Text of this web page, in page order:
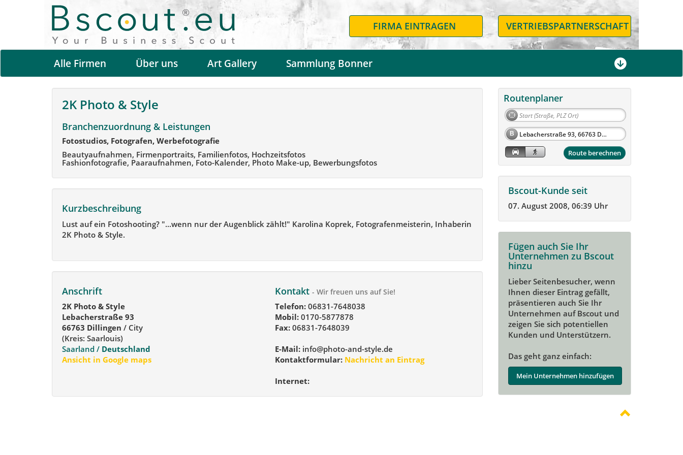
FIRMA EINTRAGEN VERTRIEBSPARTNERSCHAFT
Alle Firmen Über uns Art Gallery Sammlung Bonner
2K Photo & Style
Branchenzuordnung & Leistungen
Fotostudios, Fotografen, Werbefotografie
Beautyaufnahmen, Firmenportraits, Familienfotos, Hochzeitsfotos
Fashionfotografie, Paaraufnahmen, Foto-Kalender, Photo Make-up, Bewerbungsfotos
Kurzbeschreibung
Lust auf ein Fotoshooting? "...wenn nur der Augenblick zählt!" Karolina Koprek, Fotografenmeisterin, Inhaberin
2K Photo & Style.
Anschrift
2K Photo & Style
Lebacherstraße 93
66763 Dillingen / City
(Kreis: Saarlouis)
Saarland / Deutschland
Ansicht in Google maps
Kontakt - Wir freuen uns auf Sie!
Telefon:06831-7648038
Mobil:0170-5877878
Fax:06831-7648039
E-Mail:info@photo-and-style.de
Kontaktformular:Nachricht an Eintrag
Internet:
Routenplaner
B
Route berechnen
Bscout-Kunde seit
07. August 2008, 06:39 Uhr
Fügen auch Sie Ihr
Unternehmen zu Bscout
hinzu
Lieber Seitenbesucher, wenn
Ihnen dieser Eintrag gefällt,
präsentieren auch Sie Ihr
Unternehmen auf Bscout und
zeigen Sie sich potentiellen
Kunden und Unterstützern.
Das geht ganz einfach:
Mein Unternehmen hinzufügen